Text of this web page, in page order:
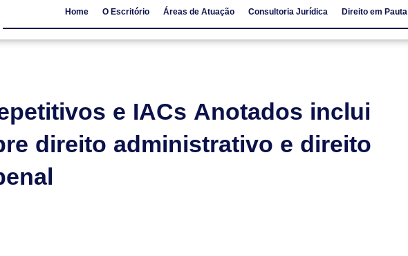
Home O Escritório Áreas de Atuação Consultoria Jurídica Direito em Pauta
e IACs Anotados inclui
direito administrativo e direito